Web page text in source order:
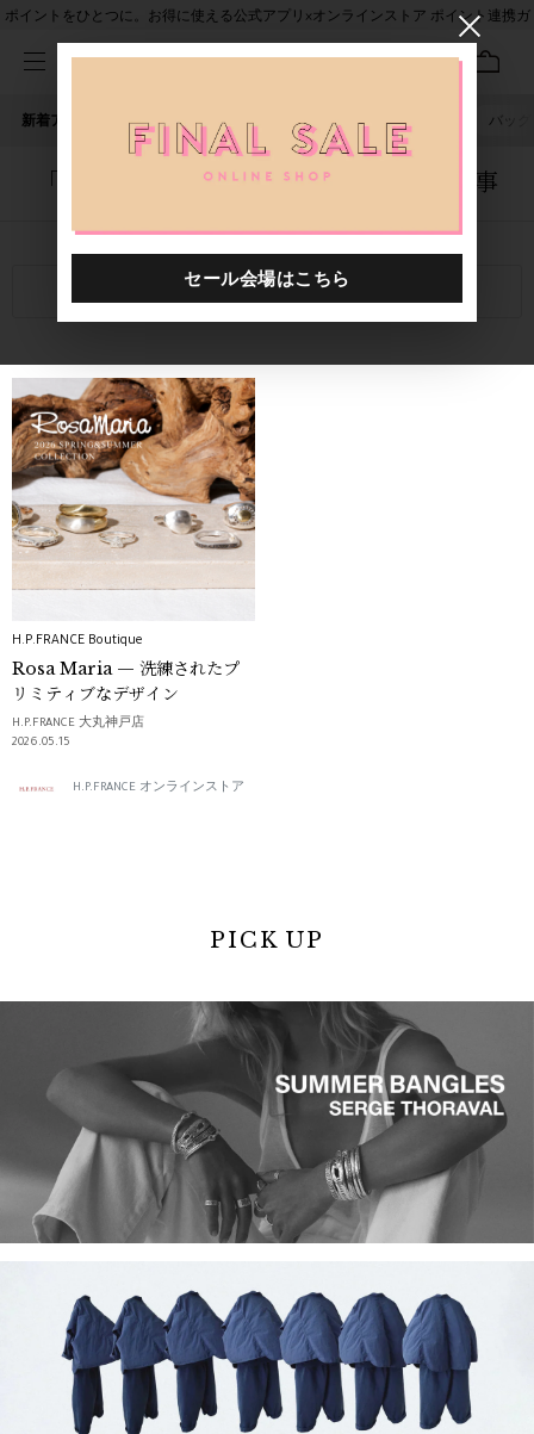
ポイントをひとつに。お得に使える公式アプリ×オンラインストア ポイント連携ガ
新着アイテム 人気ワード セール 40th限定 バッグ
「1045301.2610039.0999」に関する記事
関連キーワード
H.P.FRANCE Boutique
Rosa Maria — 洗練されたプ
リミティブなデザイン
H.P.FRANCE 大丸神戸店
2026.05.15
H.P.FRANCE オンラインストア
PICK UP